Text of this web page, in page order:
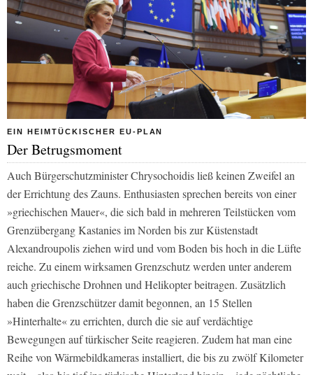
EIN HEIMTÜCKISCHER EU-PLAN
Der Betrugsmoment
Auch Bürgerschutzminister Chrysochoidis ließ keinen Zweifel an
der Errichtung des Zauns. Enthusiasten sprechen bereits von einer
»griechischen Mauer«, die sich bald in mehreren Teilstücken vom
Grenzübergang Kastanies im Norden bis zur Küstenstadt
Alexandroupolis ziehen wird und vom Boden bis hoch in die Lüfte
reiche. Zu einem wirksamen Grenzschutz werden unter anderem
auch griechische Drohnen und Helikopter beitragen. Zusätzlich
haben die Grenzschützer damit begonnen, an 15 Stellen
»Hinterhalte« zu errichten, durch die sie auf verdächtige
Bewegungen auf türkischer Seite reagieren. Zudem hat man eine
Reihe von Wärmebildkameras installiert, die bis zu zwölf Kilometer